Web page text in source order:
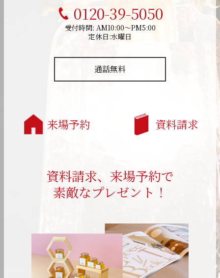
0120-39-5050
受付時間: AM10:00～PM5:00
定休日:水曜日
通話無料
来場予約 資料請求
資料請求、来場予約で
素敵なプレゼント！